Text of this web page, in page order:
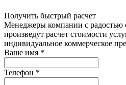
Получить быстрый расчет
Менеджеры компании с радостью
произведут расчет стоимости
индивидуальное коммерческое
Ваше имя *
Телефон *